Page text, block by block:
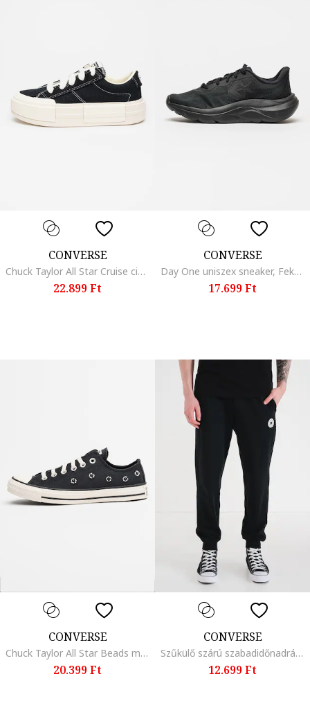
CONVERSE
Chuck Taylor All Star Cruise cipő, Fehér/Fekete
22.899 Ft
CONVERSE
Day One uniszex sneaker, Fekete
17.699 Ft
CONVERSE
Chuck Taylor All Star Beads megerősített orrú uniszex cipő, Fekete
20.399 Ft
CONVERSE
Szűkülő szárú szabadidőnadrág logós foltrátéttel, Fekete
12.699 Ft